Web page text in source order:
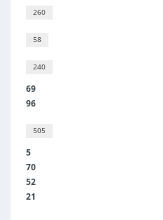
260
58
240
69
96
505
5
70
52
21